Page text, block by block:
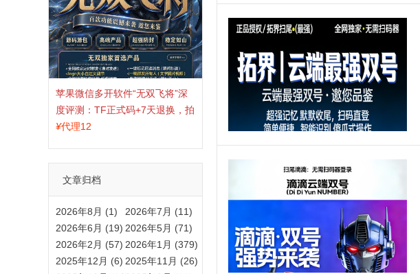
苹果微信多开软件“无双飞将”深
度评测：TF正式码+7天退换，拍
拍卡激活码商城正品保障
¥代理12
文章归档
2026年8月 (1)
2026年7月 (11)
2026年6月 (19) 2026年5月 (71)
2026年2月 (57) 2026年1月 (379)
2025年12月 (6) 2025年11月 (26)